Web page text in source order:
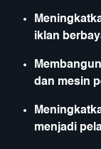
iklan
dan mesin
menjadi